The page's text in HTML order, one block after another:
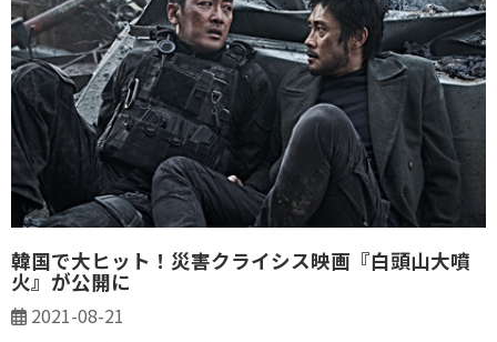
韓国で大ヒット！災害クライシス映画『白頭山大噴
火』が公開に
2021-08-21